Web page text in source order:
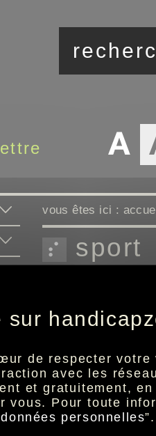
vous êtes ici :
sport
vendredi 7 août
sur
de respecter
avec les
et gratuitement,
vous. Pour toute
données personnelles”.